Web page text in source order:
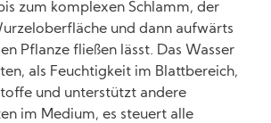
zum komplexen Schlamm, der
und dann aufwärts
Pflanze fließen lässt. Das Wasser
als Feuchtigkeit im Blattbereich,
und unterstützt andere
im Medium, es steuert alle